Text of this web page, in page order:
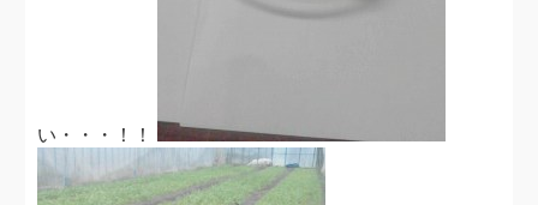
い・・・！！